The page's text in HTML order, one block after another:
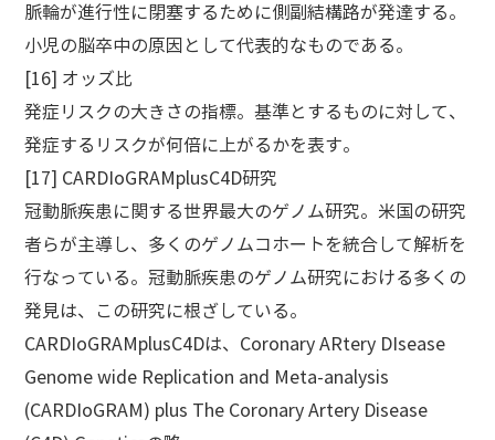
脈輪が進行性に閉塞するために側副結構路が発達する。
小児の脳卒中の原因として代表的なものである。
[16] オッズ比
発症リスクの大きさの指標。基準とするものに対して、
発症するリスクが何倍に上がるかを表す。
[17] CARDIoGRAMplusC4D研究
冠動脈疾患に関する世界最大のゲノム研究。米国の研究
者らが主導し、多くのゲノムコホートを統合して解析を
行なっている。冠動脈疾患のゲノム研究における多くの
発見は、この研究に根ざしている。
CARDIoGRAMplusC4Dは、Coronary ARtery DIsease
Genome wide Replication and Meta-analysis
(CARDIoGRAM) plus The Coronary Artery Disease